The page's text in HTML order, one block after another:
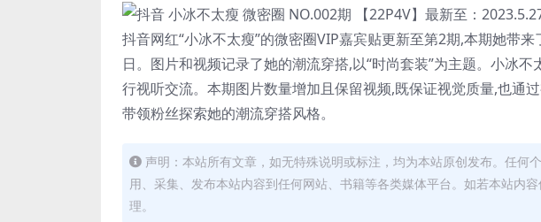
抖音网红“小冰不太瘦”的微密圈VIP嘉宾贴更新至第2期,本期她带
日。图片和视频记录了她的潮流穿搭,以“时尚套装”为主题。 小冰不
行视听交流。本期图片数量增加且保留视频,既保证视觉质量,也通
带领粉丝探索她的潮流穿搭风格。
声明：本站所有文章，如无特殊说明或标注，均为本站原创发布。任何
用、采集、发布本站内容到任何网站、书籍等各类媒体平台。如若本站内
理。